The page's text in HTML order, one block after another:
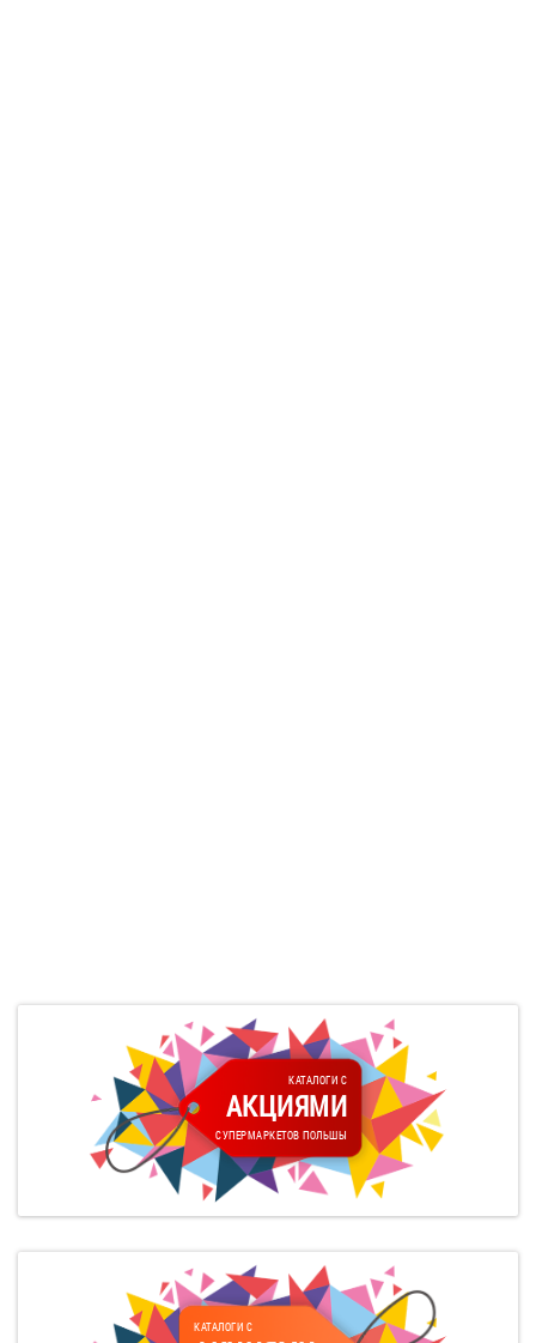
КАТАЛОГИ С
АКЦИЯМИ
СУПЕРМАРКЕТОВ ПОЛЬШЫ
КАТАЛОГИ С